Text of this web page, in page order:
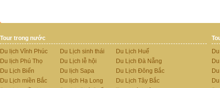
Tour trong nước
Du lịch Vĩnh Phúc
Du lịch Phú Thọ
Du Lịch Biển
Du Lịch miền Bắc
Du Lịch sinh thái
Du Lịch lễ hội
Du lịch Sapa
Du lịch Hạ Long
Du Lịch Huế
Du Lịch Đà Nẵng
Du Lịch Đông Bắc
Du Lịch Tây Bắc